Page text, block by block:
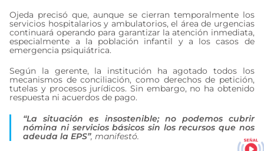
Ojeda precisó que, aunque se cierran temporalmente los
servicios hospitalarios y ambulatorios, el área de urgencias
continuará operando para garantizar la atención inmediata,
especialmente a la población infantil y a los casos de
emergencia psiquiátrica.
Según la gerente, la institución ha agotado todos los
mecanismos de conciliación, como derechos de petición,
tutelas y procesos jurídicos. Sin embargo, no ha obtenido
respuesta ni acuerdos de pago.
“La situación es insostenible; no podemos cubrir
nómina ni servicios básicos sin los recursos que nos
adeuda la EPS”, manifestó.